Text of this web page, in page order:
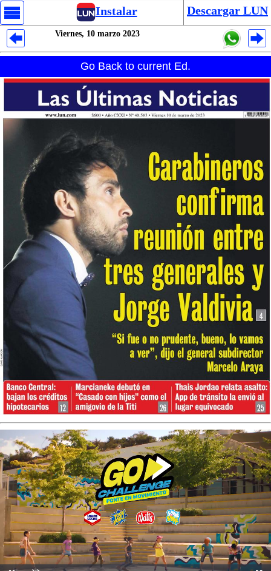
Instalar Descargar LUN
Viernes, 10 marzo 2023
Go Back to current Ed.
Despliegues Analytics
Despliegues Totales
Despliegues por Rubros